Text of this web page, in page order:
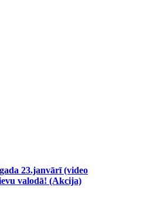
23.janvārī (video
valodā! (Akcija)